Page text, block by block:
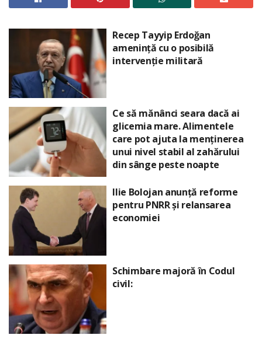
Recep Tayyip Erdoğan
amenință cu o posibilă
intervenție militară
Ce să mănânci seara dacă ai
glicemia mare. Alimentele
care pot ajuta la menținerea
unui nivel stabil al zahărului
din sânge peste noapte
Ilie Bolojan anunță reforme
pentru PNRR și relansarea
economiei
Schimbare majoră în Codul
civil: